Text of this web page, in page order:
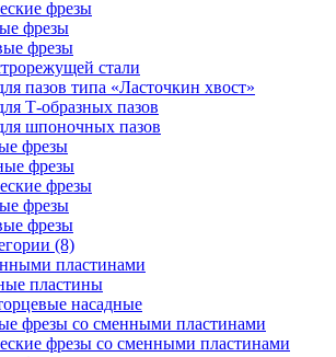
фрезы
фрезы
фрезы
стали
пазов типа «Ласточкин хвост»
Т-образных пазов
шпоночных пазов
фрезы
фрезы
фрезы
фрезы
фрезы
(8)
пластинами
пластины
насадные
фрезы со сменными пластинами
фрезы со сменными пластинами